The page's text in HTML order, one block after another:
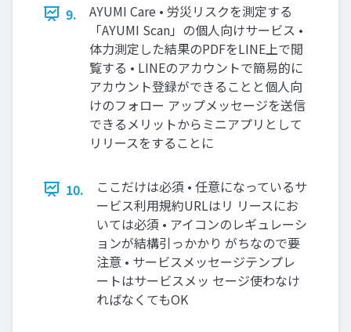
9.
AYUMI Care • 労災リスクを測定する
「AYUMI Scan」の個人向けサービス •
体力測定した結果のPDFをLINE上で閲
覧する • LINEのアカウントで簡易的に
アカウント登録ができることと個人向
けのフォロー アップメッセージを送信
できるメリットからミニアプリとして
リリースをすることに
10.
ここだけは必須 • 任意になっているサ
ービス利用規約URLはリ リースにお
いては必須 • アイコンのレギュレーシ
ョンが結構引っかかり がちなので要
注意 • サービスメッセージテンプレ
ートはサービスメッ セージ使わなけ
ればなくてもOK